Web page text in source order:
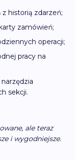
historią zdarzeń;
zamówień;
operacji;
pracy na
sekcji.
ale teraz
i wygodniejsze.